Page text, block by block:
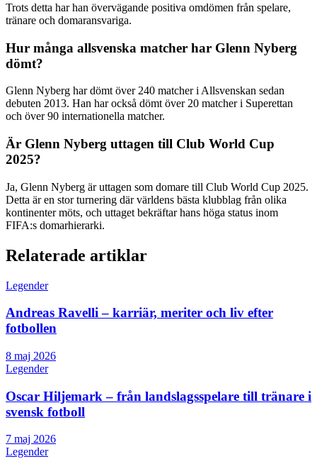
Trots detta har han övervägande positiva omdömen från spelare,
tränare och domaransvariga.
Hur många allsvenska matcher har Glenn Nyberg
dömt?
Glenn Nyberg har dömt över 240 matcher i Allsvenskan sedan
debuten 2013. Han har också dömt över 20 matcher i Superettan
och över 90 internationella matcher.
Är Glenn Nyberg uttagen till Club World Cup
2025?
Ja, Glenn Nyberg är uttagen som domare till Club World Cup 2025.
Detta är en stor turnering där världens bästa klubblag från olika
kontinenter möts, och uttaget bekräftar hans höga status inom
FIFA:s domarhierarki.
Relaterade artiklar
Legender
Andreas Ravelli – karriär, meriter och liv efter
fotbollen
8 maj 2026
Legender
Oscar Hiljemark – från landslagsspelare till tränare i
svensk fotboll
7 maj 2026
Legender